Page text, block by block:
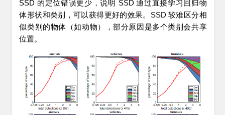
SSD 的定位错误更少，说明 SSD 通过直接学习回归物
体形状和类别，可以获得更好的效果。SSD 较难区分相
似类别的物体（如动物），部分原因是多个类别会共享
位置。